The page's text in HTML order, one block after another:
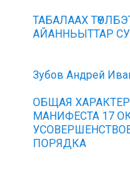
ТАБАЛААХ
АЙАННЬЫТТАР
Зубов Андрей
ОБЩАЯ
МАНИФЕСТА 17
ПОРЯДКА